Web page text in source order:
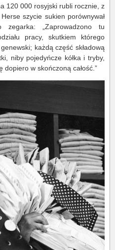
120 000 rosyjski rubli rocznie, z
szycie sukien porównywał
zegarka: „Zaprowadzono tu
pracy, skutkiem którego
każdą część składową
niby pojedyńcze kółka i tryby,
w skończoną całość.”